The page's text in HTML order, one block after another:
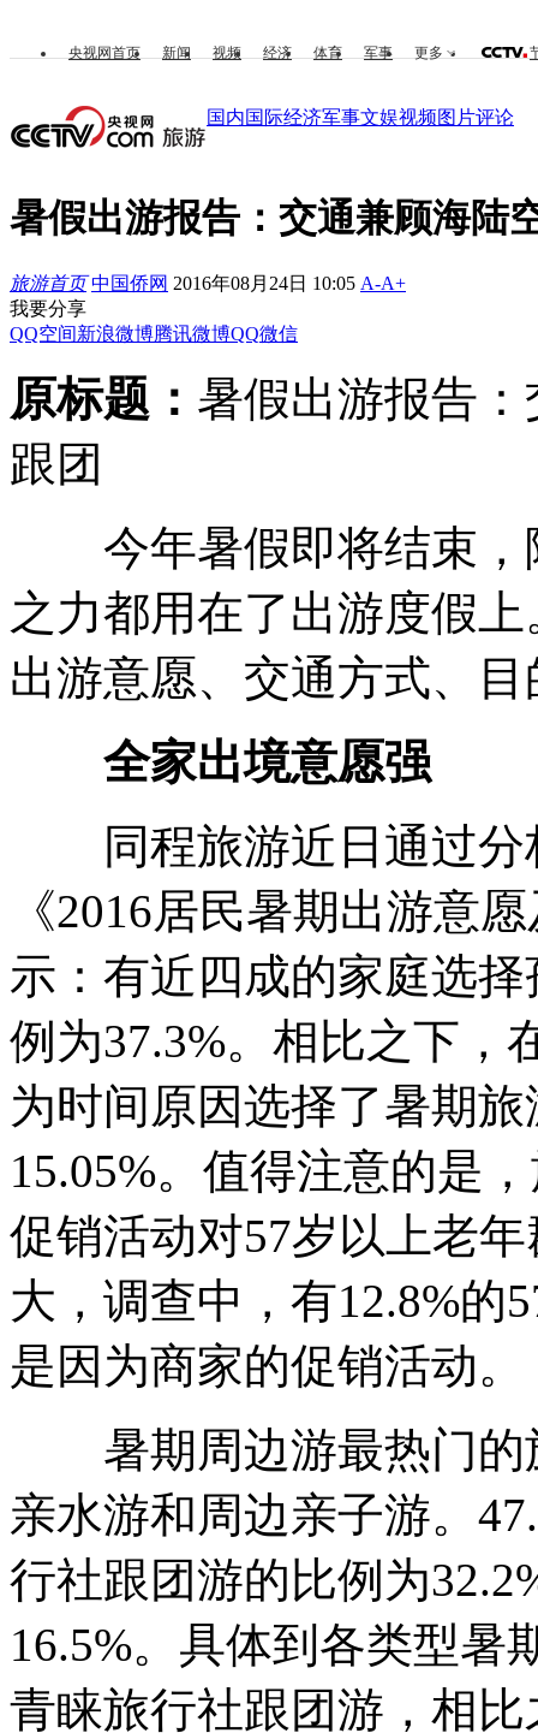
央视网首页 新闻 视频 经济 体育 军事 更多
国内国际经济军事文娱视频图片评论
暑假出游报告：交通兼顾海陆
旅游首页 中国侨网 2016年08月24日 10:05 A-A+
我要分享
QQ空间新浪微博腾讯微博QQ微信
原标题： 暑假出游报告
跟团
今年暑假即将结束，
之力都用在了出游度假
出游意愿、交通方式、
全家出境意愿强
同程旅游近日通过分
《2016居民暑期出游意
示：有近四成的家庭选
例为37.3%。相比之下，
为时间原因选择了暑期
15.05%。值得注意的是
促销活动对57岁以上老
大，调查中，有12.8%的
是因为商家的促销活动。
暑期周边游最热门的
亲水游和周边亲子游。
行社跟团游的比例为
16.5%。具体到各类型暑
青睐旅行社跟团游，相